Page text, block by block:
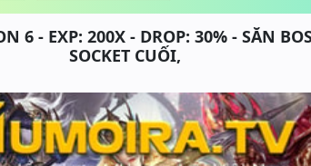
6 - EXP: 200X - DROP: 30% - SĂN
SOCKET CUỐI,